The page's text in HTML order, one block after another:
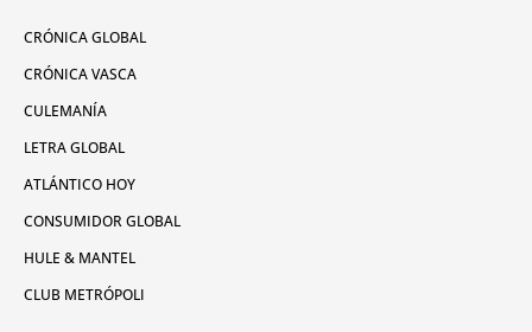
CRÓNICA GLOBAL
CRÓNICA VASCA
CULEMANÍA
LETRA GLOBAL
ATLÁNTICO HOY
CONSUMIDOR GLOBAL
HULE & MANTEL
CLUB METRÓPOLI